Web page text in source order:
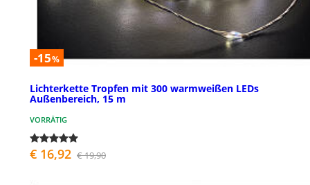
-15%
Lichterkette Tropfen mit 300 warmweißen LEDs
Außenbereich, 15 m
VORRÄTIG
€ 16,92 € 19,90